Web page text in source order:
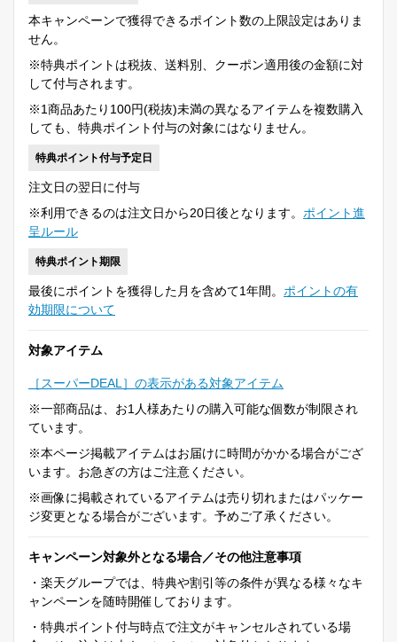
本キャンペーンで獲得できるポイント数の上限設定はありま
せん。
※特典ポイントは税抜、送料別、クーポン適用後の金額に対
して付与されます。
※1商品あたり100円(税抜)未満の異なるアイテムを複数購入
しても、特典ポイント付与の対象にはなりません。
特典ポイント付与予定日
注文日の翌日に付与
※利用できるのは注文日から20日後となります。 ポイント進
呈ルール
特典ポイント期限
最後にポイントを獲得した月を含めて1年間。 ポイントの有
効期限について
対象アイテム
［スーパーDEAL］の表示がある対象アイテム
※一部商品は、お1人様あたりの購入可能な個数が制限され
ています。
※本ページ掲載アイテムはお届けに時間がかかる場合がござ
います。お急ぎの方はご注意ください。
※画像に掲載されているアイテムは売り切れまたはパッケー
ジ変更となる場合がございます。予めご了承ください。
キャンペーン対象外となる場合／その他注意事項
・楽天グループでは、特典や割引等の条件が異なる様々なキ
ャンペーンを随時開催しております。
・特典ポイント付与時点で注文がキャンセルされている場